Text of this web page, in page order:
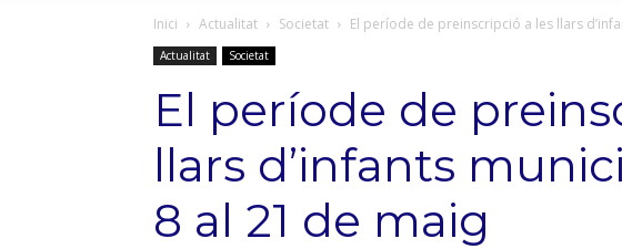
Inici Actualitat Societat El període de preinscripció a les llars
Actualitat Societat
El període de
llars d’infants
8 al 21 de maig